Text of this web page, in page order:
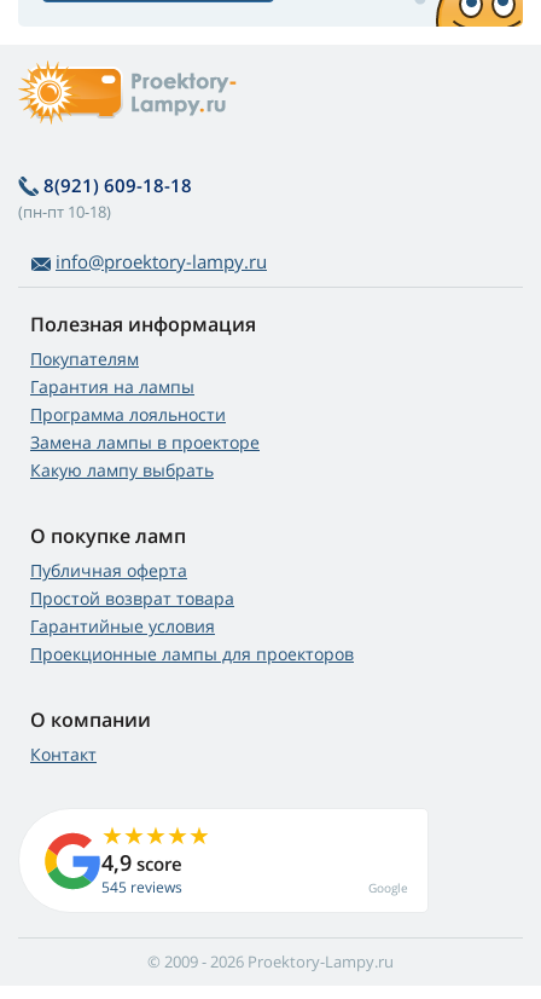
8(921) 609-18-18
(пн-пт 10-18)
info@proektory-lampy.ru
Полезная информация
Покупателям
Гарантия на лампы
Программа лояльности
Замена лампы в проекторе
Какую лампу выбрать
О покупке ламп
Публичная оферта
Простой возврат товара
Гарантийные условия
Проекционные лампы для проекторов
О компании
Контакт
4,9 score
545 reviews Google
© 2009 - 2026 Proektory-Lampy.ru